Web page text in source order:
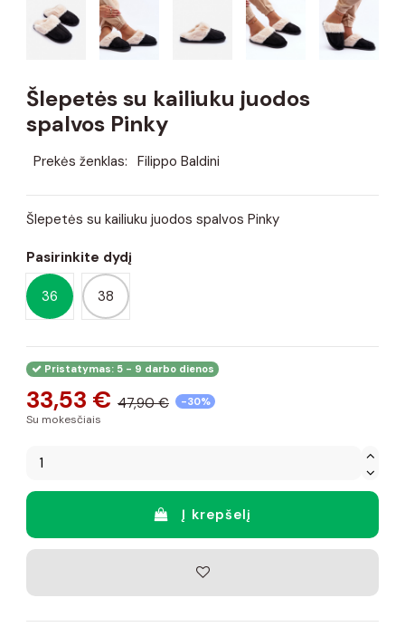
Šlepetės su kailiuku juodos
spalvos Pinky
Prekės ženklas: Filippo Baldini
Šlepetės su kailiuku juodos spalvos Pinky
Pasirinkite dydį
36 38
Pristatymas: 5 - 9 darbo dienos
33,53 € 47,90 € -30%
Su mokesčiais
Į krepšelį